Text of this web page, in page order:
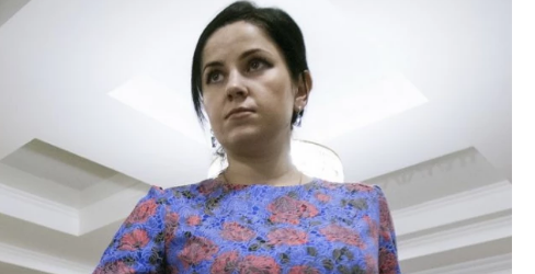
Архитектурный код начинается с
земли. Мощение крупноформатными
плитами становится новым
Смелость архитектурных
Генеральный директор
ЗИАС — об эстетике